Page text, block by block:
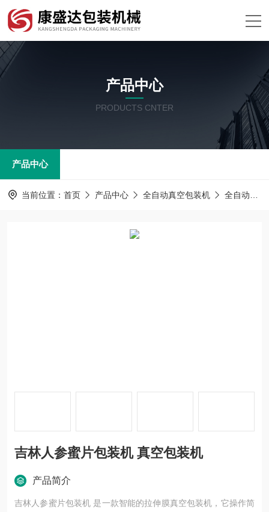
产品中心
PRODUCTS CNTER
产品中心
当前位置： 首页 产品中心 全自动真空包装机 全自动包装机
吉林人参蜜片包装机 真空包装机
产品简介
吉林人参蜜片包装机 是一款智能的拉伸膜真空包装机，它操作简